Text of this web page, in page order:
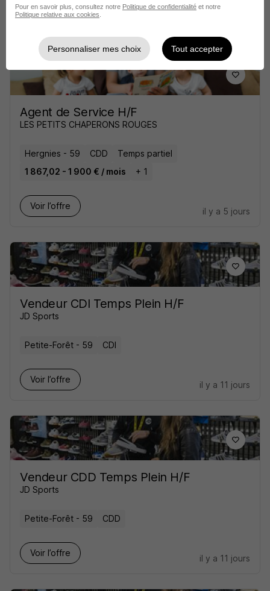
Voir l’offre
Agent de Service H/F
LES PETITS CHAPERONS ROUGES
Hergnies - 59 CDD
Temps partiel
1 867,02 - 1 900 € / mois
+ 1
Voir l’offre
il y a 5 jours
Vendeur CDI Temps Plein H/F
JD Sports
Petite-Forêt - 59 CDI
Voir l’offre
il y a 11 jours
Vendeur CDD Temps Plein H/F
JD Sports
Petite-Forêt - 59 CDD
Voir l’offre
il y a 11 jours
Pour en savoir plus, consultez notre Politique de confidentialité et notre
Politique relative aux cookies
Personnaliser mes choix Tout accepter